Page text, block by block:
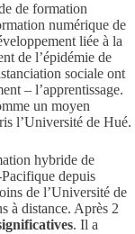
de formation
numérique de
liée à la
de l’épidémie de
sociale ont
– l’apprentissage.
un moyen
l’Université de Hué.
hybride de
depuis
de l’Université de
à distance. Après 2
. Il a